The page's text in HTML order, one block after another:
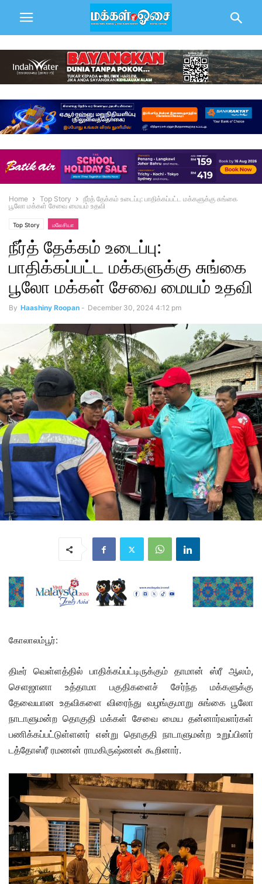
Home Top Story
நீர்த் தேக்கம் உடைப்பு: பாதிக்கப்பட்ட மக்களுக்கு சுங்கை
பூலோ மக்கள் சேவை மையம் உதவி
Top Story மலேசியா
நீர்த் தேக்கம் உடைப்பு:
பாதிக்கப்பட்ட மக்களுக்கு சுங்கை
பூலோ மக்கள் சேவை மையம் உதவி
By Haashiny Roopan - December 30, 2024 4:12 pm
கோலாலம்பூர்:
திடீர் வெள்ளத்தில் பாதிக்கப்பட்டிருக்கும் தாமான் ஸ்ரீ ஆலம்,
செளஜானா உத்தாமா பகுதிகளைச் சேர்ந்த மக்களுக்கு
தேவையான உதவிகளை விரைந்து வழங்குமாறு சுங்கை பூலோ
நாடாளுமன்ற தொகுதி மக்கள் சேவை மைய தன்னார்வளர்கள்
பணிக்கப்பட்டுள்ளனர் என்று தொகுதி நாடாளுமன்ற உறுப்பினர்
டத்தோஸ்ரீ ரமணன் ராமகிருஷ்ணன் கூறினார்.